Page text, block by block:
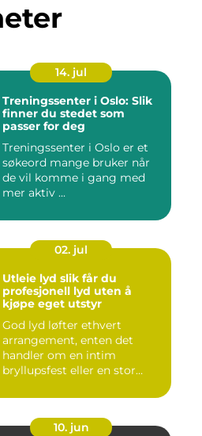
14. jul
Treningssenter i Oslo: Slik
finner du stedet som
passer for deg
Treningssenter i Oslo er et
søkeord mange bruker når
de vil komme i gang med
mer aktiv ...
02. jul
Utleie lyd slik får du
profesjonell lyd uten å
kjøpe eget utstyr
God lyd løfter ethvert
arrangement, enten det
handler om en intim
bryllupsfest eller en stor
10. jun